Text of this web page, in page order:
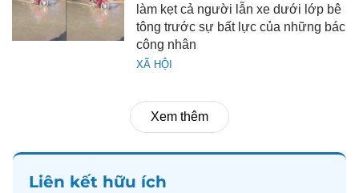
XÃ HỘI
làm kẹt cả người lẫn xe dưới lớp bê
tông trước sự bất lực của những bác
công nhân
Xem thêm
Liên kết hữu ích